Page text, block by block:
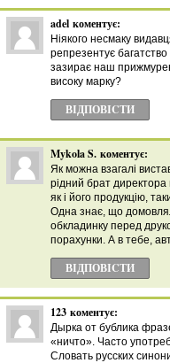
adel коментує:
Ніякого несмаку
репрезентує багатство
зазирає наш
високу марку?
ВІДПОВІCТИ
Mykola S. коментує:
Як можна взагалі
рідний брат директора
як і його продукцію,
Одна знає, що
обкладинку перед
порахунки. А в тебе,
ВІДПОВІCТИ
123 коментує:
Дырка от бублика
«ничто». Часто
Словать русских